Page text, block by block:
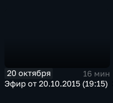
20 октября
16 мин
Эфир от 20.10.2015 (19:15)